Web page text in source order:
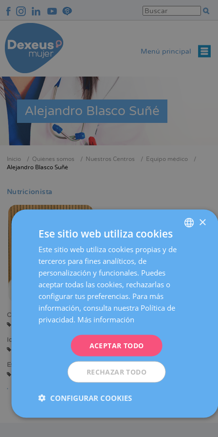
contenido
principal
Menú principal
Alejandro Blasco Suñé
Sobrescribir
de
ayuda
a
la
navegación
Inicio Quiénes somos Nuestros Centros
Equipo médico
Alejandro Blasco Suñé
Nutricionista
Centros:
Sant Cugat
Idiomas:
Especialidades:
SPANISH
×
Ese sitio web utiliza cookies
Este sitio web utiliza cookies propias y de
terceros para fines analíticos, de
personalización y funcionales. Puedes
aceptar todas las cookies, rechazarlas o
configurar tus preferencias. Para más
información, consulta nuestra Política de
privacidad. Más información
ACEPTAR TODO
RECHAZAR TODO
CONFIGURAR COOKIES